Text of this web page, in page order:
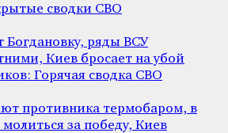
сводки СВО
Богдановку, ряды ВСУ
Киев бросает на убой
Горячая сводка СВО
противника термобаром, в
за победу, Киев